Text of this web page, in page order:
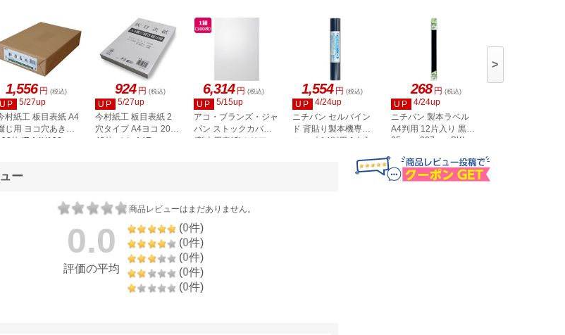
1,556 円 (税込)
UP
5/27up
村紙工 板目表紙 A4
じ用 ヨコ穴あき
枚 IT-A4Y100
924 円 (税込)
UP
5/27up
今村紙工 板目表紙 2
穴タイプ A4ヨコ 20組
40枚 イタ-A4E
6,314 円 (税込)
UP
5/15up
アコ・ブランズ・ジャ
パン ストックカバー
(製本用表紙)クリア
1,554 円 (税込)
UP
4/24up
ニチバン セルバイン
ド 背貼り製本機専用
テープ A4判用 1本入
268 円 (税込)
UP
4/24up
ニチバン 製本ラベル
A4判用 12片入り 黒
25mm×297mm BKL-
>
ー
商品レビューはまだありません。
0.0
評価の平均
(0件)
(0件)
(0件)
(0件)
(0件)